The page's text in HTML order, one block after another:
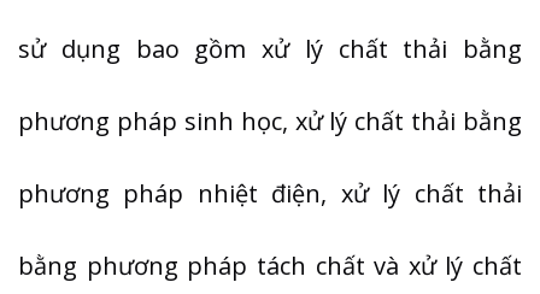
sử dụng bao gồm xử lý chất thải bằng
phương pháp sinh học, xử lý chất thải bằng
phương pháp nhiệt điện, xử lý chất thải
bằng phương pháp tách chất và xử lý chất